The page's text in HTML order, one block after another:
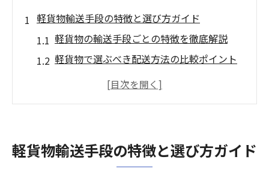
軽貨物輸送手段の特徴と選び方ガイド
軽貨物の輸送手段ごとの特徴を徹底解説
軽貨物で選ぶべき配送方法の比較ポイント
用途別に分かる軽貨物輸送手段の違いと強
択
軽貨物輸送手段の特徴と選び方ガイド